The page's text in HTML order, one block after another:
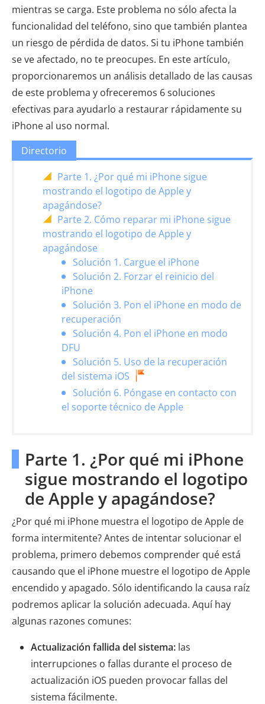
mientras se carga. Este problema no sólo afecta la
funcionalidad del teléfono, sino que también plantea
un riesgo de pérdida de datos. Si tu iPhone también
se ve afectado, no te preocupes. En este artículo,
proporcionaremos un análisis detallado de las causas
de este problema y ofreceremos 6 soluciones
efectivas para ayudarlo a restaurar rápidamente su
iPhone al uso normal.
Directorio
Parte 1. ¿Por qué mi iPhone sigue
mostrando el logotipo de Apple y
apagándose?
Parte 2. Cómo reparar mi iPhone sigue
mostrando el logotipo de Apple y
apagándose
Solución 1. Cargue el iPhone
Solución 2. Forzar el reinicio del
iPhone
Solución 3. Pon el iPhone en modo de
recuperación
Solución 4. Pon el iPhone en modo
DFU
Solución 5. Uso de la recuperación
del sistema iOS
Solución 6. Póngase en contacto con
el soporte técnico de Apple
Parte 1. ¿Por qué mi iPhone
sigue mostrando el logotipo
de Apple y apagándose?
¿Por qué mi iPhone muestra el logotipo de Apple de
forma intermitente? Antes de intentar solucionar el
problema, primero debemos comprender qué está
causando que el iPhone muestre el logotipo de Apple
encendido y apagado. Sólo identificando la causa raíz
podremos aplicar la solución adecuada. Aquí hay
algunas razones comunes:
Actualización fallida del sistema: las
interrupciones o fallas durante el proceso de
actualización iOS pueden provocar fallas del
sistema fácilmente.